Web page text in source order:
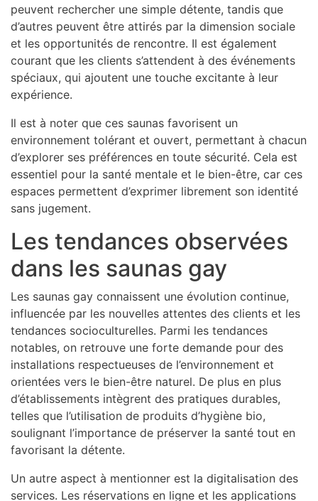
peuvent rechercher une simple détente, tandis que
d’autres peuvent être attirés par la dimension sociale
et les opportunités de rencontre. Il est également
courant que les clients s’attendent à des événements
spéciaux, qui ajoutent une touche excitante à leur
expérience.
Il est à noter que ces saunas favorisent un
environnement tolérant et ouvert, permettant à chacun
d’explorer ses préférences en toute sécurité. Cela est
essentiel pour la santé mentale et le bien-être, car ces
espaces permettent d’exprimer librement son identité
sans jugement.
Les tendances observées
dans les saunas gay
Les saunas gay connaissent une évolution continue,
influencée par les nouvelles attentes des clients et les
tendances socioculturelles. Parmi les tendances
notables, on retrouve une forte demande pour des
installations respectueuses de l’environnement et
orientées vers le bien-être naturel. De plus en plus
d’établissements intègrent des pratiques durables,
telles que l’utilisation de produits d’hygiène bio,
soulignant l’importance de préserver la santé tout en
favorisant la détente.
Un autre aspect à mentionner est la digitalisation des
services. Les réservations en ligne et les applications